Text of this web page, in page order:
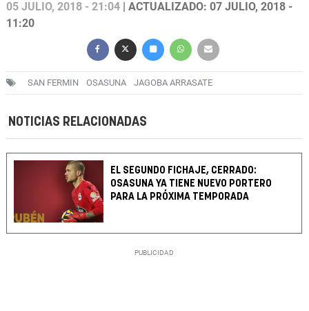
05 JULIO, 2018 - 21:04 | ACTUALIZADO: 07 JULIO, 2018 -
11:20
SAN FERMIN OSASUNA JAGOBA ARRASATE
NOTICIAS RELACIONADAS
EL SEGUNDO FICHAJE, CERRADO:
OSASUNA YA TIENE NUEVO PORTERO
PARA LA PRÓXIMA TEMPORADA